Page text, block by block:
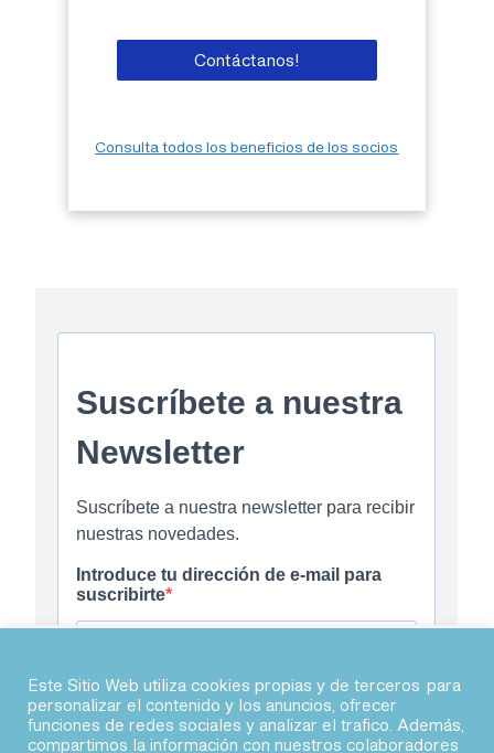
Contáctanos!
Consulta todos los beneficios de los socios
© 2026 · Agile Spain
Este Sitio Web utiliza cookies propias y de terceros para
personalizar el contenido y los anuncios, ofrecer
funciones de redes sociales y analizar el trafico. Además,
compartimos la información con nuestros colaboradores